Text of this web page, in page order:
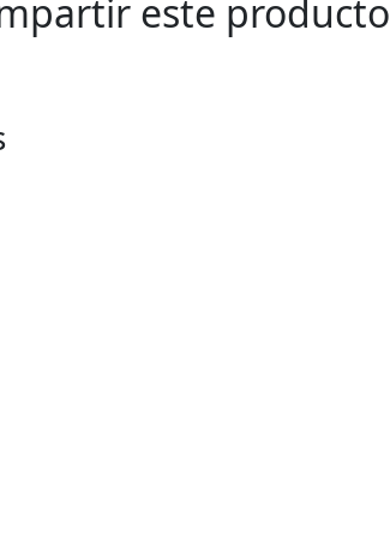
este producto